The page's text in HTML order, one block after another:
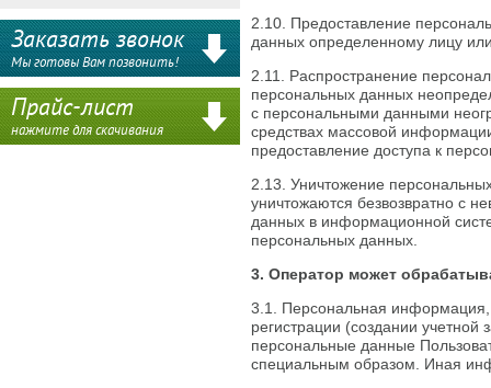
2.10. Предоставление
данных определенному лицу
2.11. Распространение
персональных данных
с персональными данными
средствах массовой
предоставление доступа к
2.13. Уничтожение
уничтожаются безвозвратно с
данных в информационной
персональных данных.
3. Оператор может
3.1. Персональная информация,
регистрации (создании
персональные данные
специальным образом. Иная
Заказать звонок
Мы готовы Вам позвонить!
Прайс-лист
нажмите для скачивания